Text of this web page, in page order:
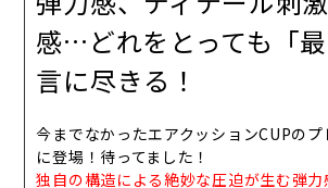
感…どれをとっても「
言に尽きる！
今までなかったエアクッションCUPの
に登場！待ってました！
独自の構造による絶妙な圧迫が生む弾力